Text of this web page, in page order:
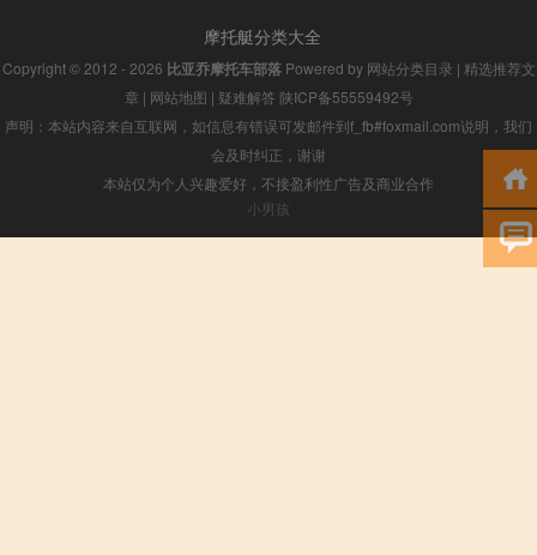
摩托艇分类大全
Copyright © 2012 - 2026 比亚乔摩托车部落Powered by 网站分类目录 | 精选推荐文
章 | 网站地图 | 疑难解答 陕ICP备55559492号
声明：本站内容来自互联网，如信息有错误可发邮件到f_fb#foxmail.com说明，我们
会及时纠正，谢谢
本站仅为个人兴趣爱好，不接盈利性广告及商业合作
小男孩